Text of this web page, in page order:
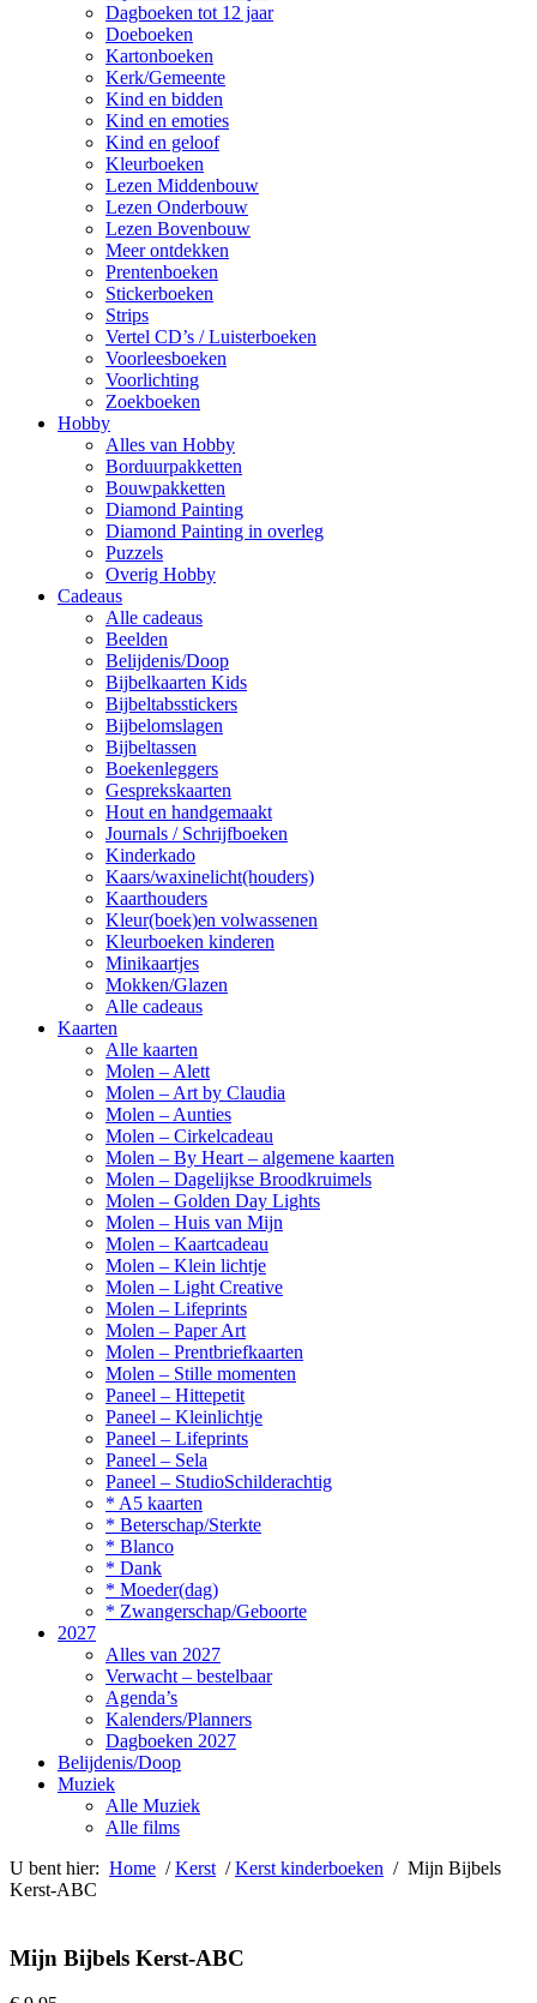
Dagboeken tot 12 jaar
Doeboeken
Kartonboeken
Kerk/Gemeente
Kind en bidden
Kind en emoties
Kind en geloof
Kleurboeken
Lezen Middenbouw
Lezen Onderbouw
Lezen Bovenbouw
Meer ontdekken
Prentenboeken
Stickerboeken
Strips
Vertel CD’s / Luisterboeken
Voorleesboeken
Voorlichting
Zoekboeken
Hobby
Alles van Hobby
Borduurpakketten
Bouwpakketten
Diamond Painting
Diamond Painting in overleg
Puzzels
Overig Hobby
Cadeaus
Alle cadeaus
Beelden
Belijdenis/Doop
Bijbelkaarten Kids
Bijbeltabsstickers
Bijbelomslagen
Bijbeltassen
Boekenleggers
Gesprekskaarten
Hout en handgemaakt
Journals / Schrijfboeken
Kinderkado
Kaars/waxinelicht(houders)
Kaarthouders
Kleur(boek)en volwassenen
Kleurboeken kinderen
Minikaartjes
Mokken/Glazen
Alle cadeaus
Kaarten
Alle kaarten
Molen – Alett
Molen – Art by Claudia
Molen – Aunties
Molen – Cirkelcadeau
Molen – By Heart – algemene kaarten
Molen – Dagelijkse Broodkruimels
Molen – Golden Day Lights
Molen – Huis van Mijn
Molen – Kaartcadeau
Molen – Klein lichtje
Molen – Light Creative
Molen – Lifeprints
Molen – Paper Art
Molen – Prentbriefkaarten
Molen – Stille momenten
Paneel – Hittepetit
Paneel – Kleinlichtje
Paneel – Lifeprints
Paneel – Sela
Paneel – StudioSchilderachtig
* A5 kaarten
* Beterschap/Sterkte
* Blanco
* Dank
* Moeder(dag)
* Zwangerschap/Geboorte
2027
Alles van 2027
Verwacht – bestelbaar
Agenda’s
Kalenders/Planners
Dagboeken 2027
Belijdenis/Doop
Muziek
Alle Muziek
Alle films
U bent hier: Home /Kerst /Kerst kinderboeken / Mijn Bijbels
Kerst-ABC
Mijn Bijbels Kerst-ABC